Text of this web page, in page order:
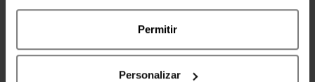
Permitir
Personalizar